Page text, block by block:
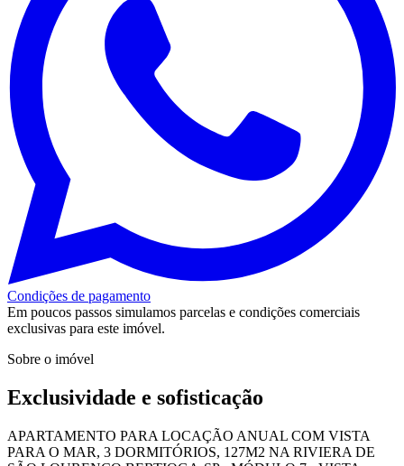
Condições de pagamento
Em poucos passos simulamos parcelas e condições comerciais
exclusivas para este imóvel.
Sobre o imóvel
Exclusividade e sofisticação
APARTAMENTO PARA LOCAÇÃO ANUAL COM VISTA
PARA O MAR, 3 DORMITÓRIOS, 127M2 NA RIVIERA DE